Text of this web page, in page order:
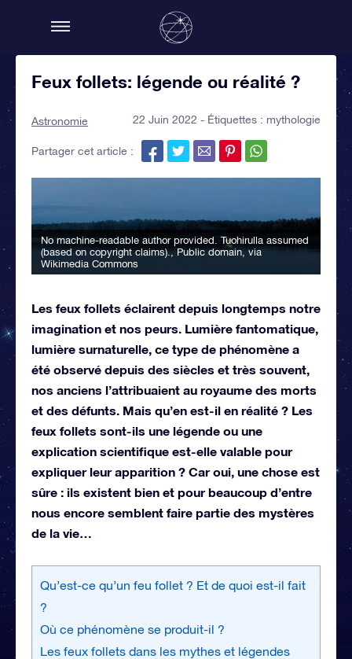
Feux follets: légende ou réalité ?
Astronomie 22 Juin 2022 - Étiquettes : mythologie
Partager cet article :
No machine-readable author provided. Tuohirulla assumed
(based on copyright claims)., Public domain, via
Wikimedia Commons
Les feux follets éclairent depuis longtemps notre
imagination et nos peurs. Lumière fantomatique,
lumière surnaturelle, ce type de phénomène a
été observé depuis des siècles et très souvent,
nos anciens l’attribuaient au royaume des morts
et des défunts. Mais qu’en est-il en réalité ? Les
feux follets sont-ils une légende ou une
explication scientifique est-elle valable pour
expliquer leur apparition ? Car oui, une chose est
sûre : ils existent bien et pour beaucoup d’entre
nous encore semblent faire partie des mystères
de la vie…
Qu’est-ce qu’un feu follet ? Et de quoi est-il fait
?
Où ce phénomène se produit-il ?
Les feux follets dans les mythes et légendes